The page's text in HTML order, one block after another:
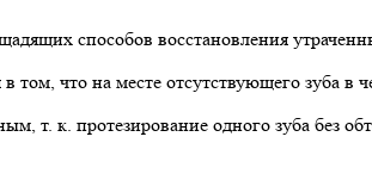
способов восстановления
том, что на месте отсутствующего зуба в
т. к. протезирование одного зуба без